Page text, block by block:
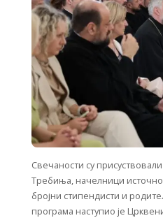
Свечаности су
Требиња, начелници
бројни стипендисти и
програма наступио је